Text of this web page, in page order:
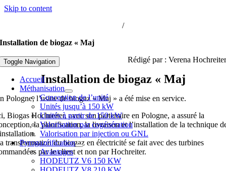
Skip to content
hochreiter@biogaz-hochreiter.fr/
Toggle Navigation
Accueil
Méthanisation
Conception de l’unité
Unités jusqu’à 150 kW
Unités à partir de 150 kW
Valorisation par cogénération
Valorisation par injection ou GNL
Pyrogazéification
Avantages
HODEUTZ V6 150 KW
Installation de biogaz « Maj
Rédigé par : Verena Hochreiter
Installation de biogaz « Maj
Pologne, l’usine de biogaz « Maj » a été mise en service.
Biogas Hochreiter, avec son partenaire en Pologne, a assuré la
la planification, la livraison et l’installation de la technique
transformation du biogaz en électricité se fait avec des turbines
par le client et non par Hochreiter.